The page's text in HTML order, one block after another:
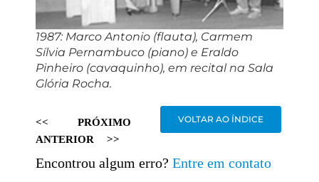
1987: Marco Antonio (flauta), Carmem
Sílvia Pernambuco (piano) e Eraldo
Pinheiro (cavaquinho), em recital na Sala
Glória Rocha.
<<
ANTERIOR
PRÓXIMO
>>
VOLTAR AO ÍNDICE
Encontrou algum erro? Entre em contato